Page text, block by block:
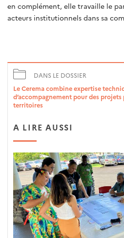
en complément, elle travaille le
acteurs institutionnels dans sa
DANS LE DOSSIER
Le Cerema combine expertise
d’accompagnement pour des projets
territoires
A LIRE AUSSI